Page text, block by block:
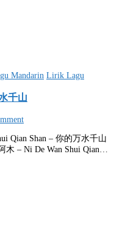
Mandarin Lirik Lagu
千山
Qian Shan – 你的万水千山
– Ni De Wan Shui Qian…